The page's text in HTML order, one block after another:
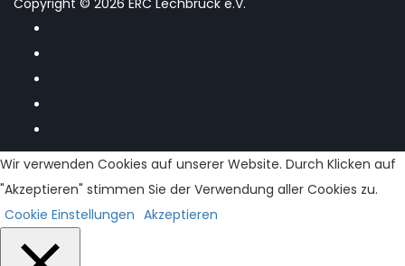
Copyright © 2026 ERC Lechbruck e.V.
Wir verwenden Cookies auf unserer Website. Durch Klicken auf
"Akzeptieren" stimmen Sie der Verwendung aller Cookies zu.
Cookie Einstellungen Akzeptieren